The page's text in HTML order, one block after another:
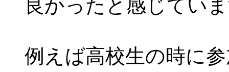
良かったと感じてい
例えば高校生の時に